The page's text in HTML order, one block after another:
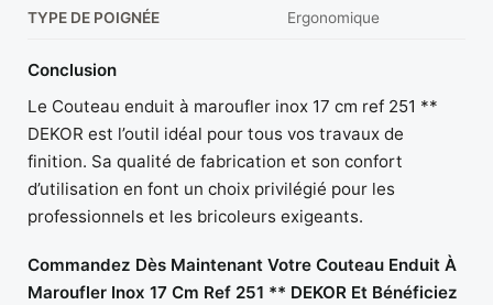
TYPE DE POIGNÉE Ergonomique
Conclusion
Le Couteau enduit à maroufler inox 17 cm ref 251 **
DEKOR est l’outil idéal pour tous vos travaux de
finition. Sa qualité de fabrication et son confort
d’utilisation en font un choix privilégié pour les
professionnels et les bricoleurs exigeants.
Commandez Dès Maintenant Votre Couteau Enduit À
Maroufler Inox 17 Cm Ref 251 ** DEKOR Et Bénéficiez